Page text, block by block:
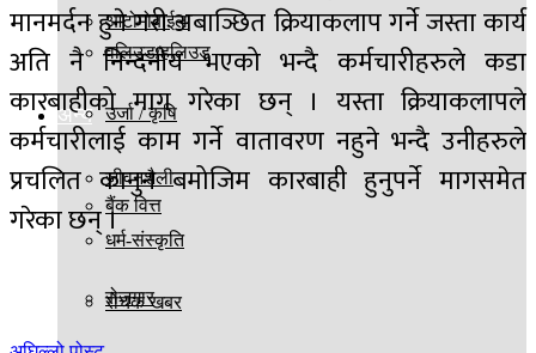
वलिउड/हलिउड
अन्य
जीवनशैली
धर्म-संस्कृति
रोचक खबर
आटोमोबाईल
उर्जा / कृषि
बैंक वित्त
रोजगार
मानमर्दन हुने गरी अबाञ्छित क्रियाकलाप गर्ने जस्ता कार्य
अति नै निन्दनीय भएको भन्दै कर्मचारीहरुले कडा
कारबाहीको माग गरेका छन् । यस्ता क्रियाकलापले
कर्मचारीलाई काम गर्ने वातावरण नहुने भन्दै उनीहरुले
प्रचलित कानुन बमोजिम कारबाही हुनुपर्ने मागसमेत
गरेका छन् ।